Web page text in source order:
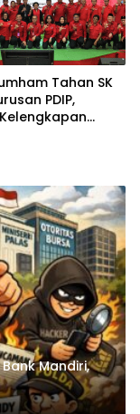
Tahan SK
PDIP,
Mandiri,